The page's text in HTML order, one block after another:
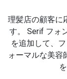
理髪店の顧客に
す。 Serif フォ
を追加して、
ォーマルな美容